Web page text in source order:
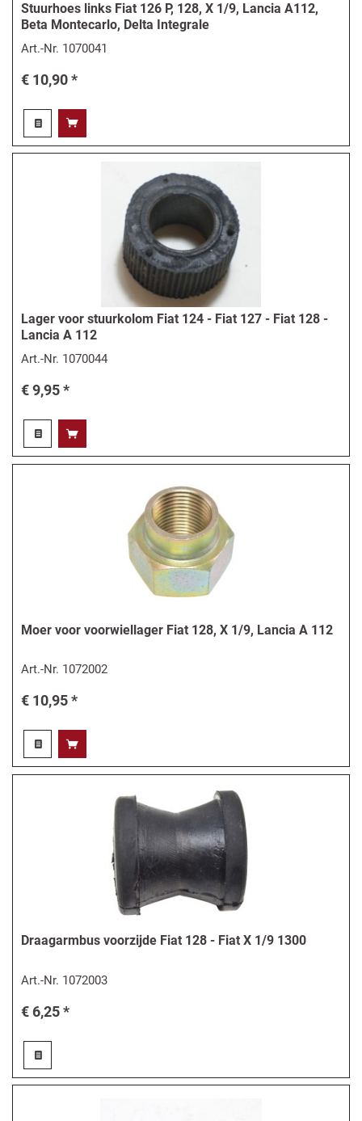
Stuurhoes links Fiat 126 P, 128, X 1/9, Lancia A112,
Beta Montecarlo, Delta Integrale
Art.-Nr. 1070041
€ 10,90 *
Lager voor stuurkolom Fiat 124 - Fiat 127 - Fiat 128 -
Lancia A 112
Art.-Nr. 1070044
€ 9,95 *
Moer voor voorwiellager Fiat 128, X 1/9, Lancia A 112
Art.-Nr. 1072002
€ 10,95 *
Draagarmbus voorzijde Fiat 128 - Fiat X 1/9 1300
Art.-Nr. 1072003
€ 6,25 *